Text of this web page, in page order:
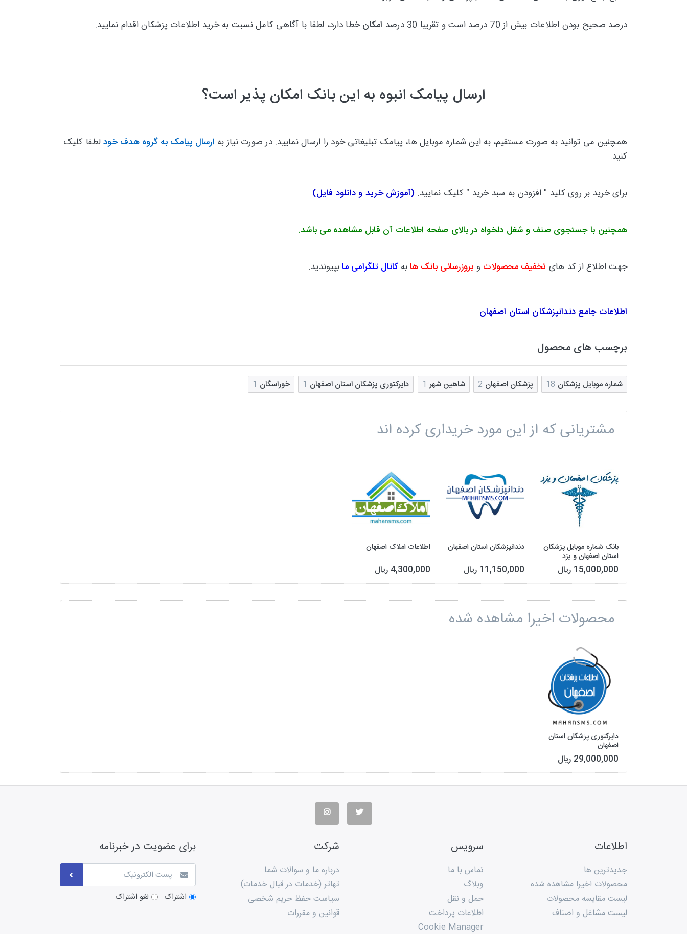
درصد صحیح بودن اطلاعات بیش از 70 درصد است و تقریبا 30 درصد
امکانخطا دارد، لطفا با آگاهی کامل نسبت به خرید اطلاعات پزشکان اقدام نمایید.
ارسال پیامک انبوه به این بانک امکان پذیر است؟
همچنین می توانید به صورت مستقیم، به این شماره موبایل ها، پیامک تبلیغاتی خود را ارسال نمایید. در صورت نیاز به ارسال پیامک به گروه هدف خودلطفا کلیک
کنید.
برای خرید بر روی کلید " افزودن به سبد خرید " کلیک نمایید. (آموزش خرید و دانلود فایل)
همچنین با جستجوی صنف و شغل دلخواه در بالای صفحه اطلاعات آن قابل مشاهده می باشد.
جهت اطلاع از کد های تخفیف محصولات و بروزرسانی بانک هابهکانال تلگرامی مابپیوندید.
اطلاعات جامع دندانپزشکان استان اصفهان
برچسب های محصول
شماره موبایل پزشکان 18 پزشکان اصفهان 2 شاهین شهر 1 دایرکتوری پزشکان استان اصفهان 1 خوراسگان 1
مشتریانی که از این مورد خریداری کرده اند
بانک شماره موبایل پزشکان
استان اصفهان و یزد
15,000,000 ریال
دندانپزشکان استان اصفهان
11,150,000 ریال
اطلاعات املاک اصفهان
4,300,000 ریال
محصولات اخیرا مشاهده شده
دایرکتوری پزشکان استان
اصفهان
29,000,000 ریال
اطلاعات
جدیدترین ها
محصولات اخیرا مشاهده شده
لیست مقایسه محصولات
لیست مشاغل و اصناف
سرویس
تماس با ما
وبلاگ
حمل و نقل
اطلاعات پرداخت
Cookie Manager
شرکت
درباره ما و سوالات شما
تهاتر (خدمات در قبال خدمات)
سیاست حفظ حریم شخصی
قوانین و مقررات
برای عضویت در خبرنامه
اشتراک لغو اشتراک